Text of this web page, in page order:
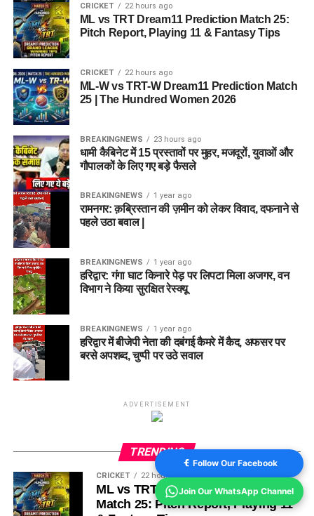
CRICKET 22 hours ago
ML vs TRT Dream11 Prediction Match 25:
Pitch Report, Playing 11 & Fantasy Tips
CRICKET 22 hours ago
ML-W vs TRT-W Dream11 Prediction Match
25 | The Hundred Women 2026
BREAKINGNEWS 23 hours ago
धामी कैबिनेट में 15 प्रस्तावों पर मुहर, मजदूरों, युवाओं और
गौपालकों के लिए गए बड़े फैसले
BREAKINGNEWS 1 year ago
रामनगर: क़ब्रिस्तान की ज़मीन को लेकर विवाद, दफनाने से
पहले उठा बवाल |
BREAKINGNEWS 1 year ago
हरिद्वार: गंगा घाट किनारे पेड़ पर लिपटा मिला अजगर, वन
विभाग ने किया सुरक्षित रेस्क्यू
BREAKINGNEWS 1 year ago
हरिद्वार में बीजेपी नेता की दबंगई कैमरे में कैद, अफसर पर
बरसे अपशब्द, चुप्पी पर उठे सवाल
ADVERTISEMENT
TRENDING
CRICKET 22 hours ago
ML vs TRT Dream11 Prediction
Match 25: Pitch Report, Playing 11
Follow Our Facebook
Join Our WhatsApp Channel